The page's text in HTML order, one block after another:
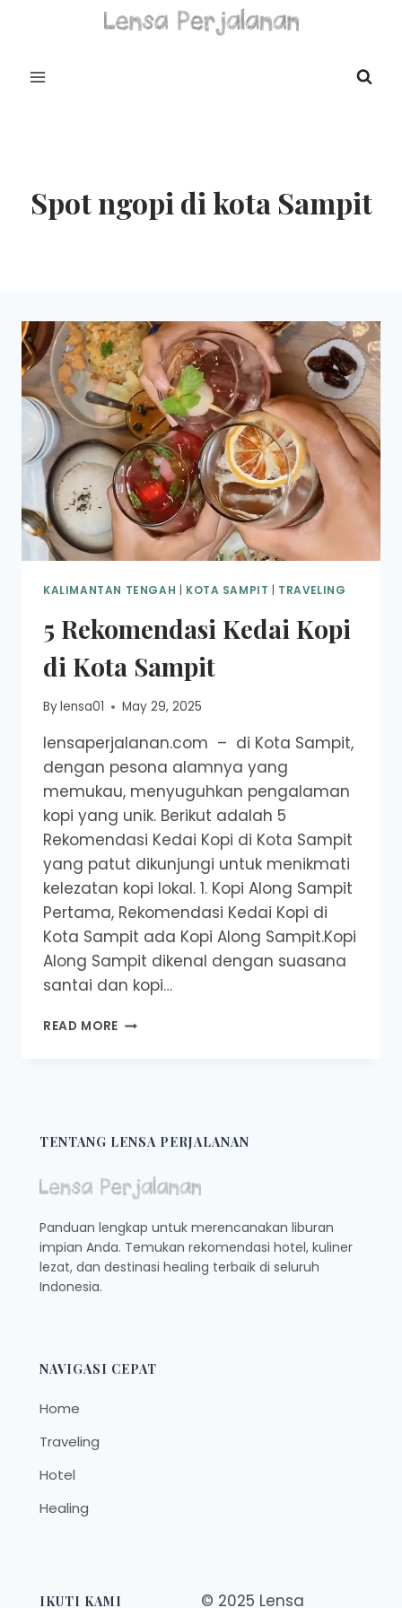
Spot ngopi di kota Sampit
KALIMANTAN TENGAH KOTA SAMPIT TRAVELING
5 Rekomendasi Kedai Kopi
di Kota Sampit
Bylensa01 May 29, 2025
lensaperjalanan.com – di Kota Sampit,
dengan pesona alamnya yang
memukau, menyuguhkan pengalaman
kopi yang unik. Berikut adalah 5
Rekomendasi Kedai Kopi di Kota Sampit
yang patut dikunjungi untuk menikmati
kelezatan kopi lokal. 1. Kopi Along Sampit
Pertama, Rekomendasi Kedai Kopi di
Kota Sampit ada Kopi Along Sampit.Kopi
Along Sampit dikenal dengan suasana
santai dan kopi…
READ MORE 5
SAMPIT
TENTANG LENSA PERJALANAN
Panduan lengkap untuk merencanakan liburan
impian Anda. Temukan rekomendasi hotel, kuliner
lezat, dan destinasi healing terbaik di seluruh
Indonesia.
NAVIGASI CEPAT
Home
Traveling
Hotel
Healing
IKUTI KAMI © 2025 Lensa